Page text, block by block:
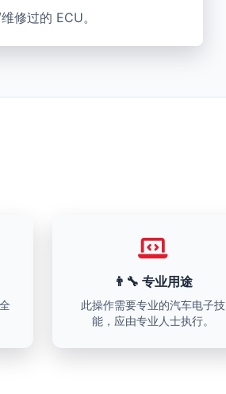
修过的 ECU。
👨‍🔧 专业用途
此操作需要专业的汽车电子技
能，应由专业人士执行。